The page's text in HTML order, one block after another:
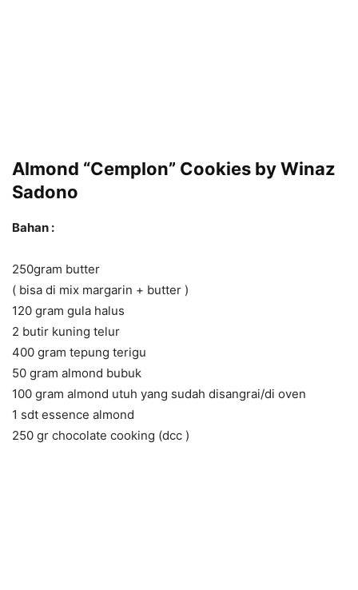
Almond “Cemplon” Cookies by Winaz
Sadono
Bahan :
250gram butter
( bisa di mix margarin + butter )
120 gram gula halus
2 butir kuning telur
400 gram tepung terigu
50 gram almond bubuk
100 gram almond utuh yang sudah disangrai/di oven
1 sdt essence almond
250 gr chocolate cooking (dcc )